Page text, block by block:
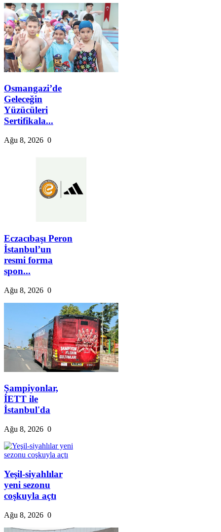
Osmangazi’de
Geleceğin
Yüzücüleri
Sertifikala...
Ağu 8, 2026 0
Eczacıbaşı Peron
İstanbul’un
resmi forma
spon...
Ağu 8, 2026 0
Şampiyonlar,
İETT ile
İstanbul'da
Ağu 8, 2026 0
Yeşil-siyahlılar
yeni sezonu
coşkuyla açtı
Ağu 8, 2026 0